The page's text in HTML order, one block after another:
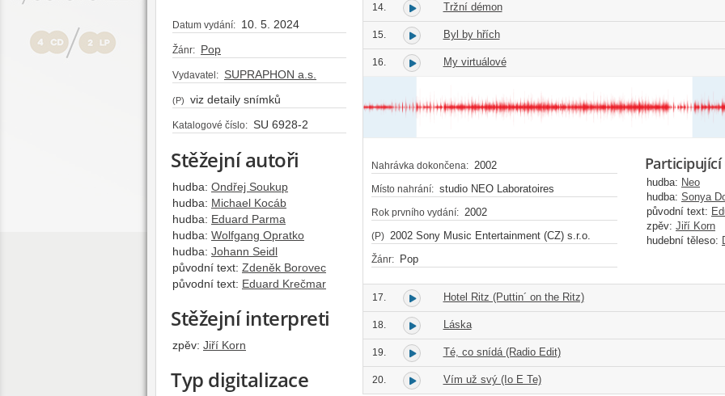
Datum vydání: 10. 5. 2024
Žánr: Pop
Vydavatel: SUPRAPHON a.s.
(P) viz detaily snímků
Katalogové číslo: SU 6928-2
Stěžejní autoři
hudba: Ondřej Soukup
hudba: Michael Kocáb
hudba: Eduard Parma
hudba: Wolfgang Opratko
hudba: Johann Seidl
původní text: Zdeněk Borovec
původní text: Eduard Krečmar
Stěžejní interpreti
zpěv: Jiří Korn
Typ digitalizace
14. Tržní démon
15. Byl by hřích
16. My virtuálové
Nahrávka dokončena: 2002
Místo nahrání: studio NEO Laboratoires
Rok prvního vydání: 2002
(P) 2002 Sony Music Entertainment (CZ) s.r.o.
Žánr: Pop
hudba: Neo
hudba: Sonya
původní text:
zpěv: Jiří Korn
hudební těleso:
17. Hotel Ritz (Puttin´ on the Ritz)
18. Láska
19. Té, co snídá (Radio Edit)
20. Vím už svý (Io E Te)